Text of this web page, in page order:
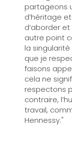
partageons
d’héritage
d’aborder
autre point
la
que je
faisons
cela ne
respectons
contraire,
travail,
Hennessy."